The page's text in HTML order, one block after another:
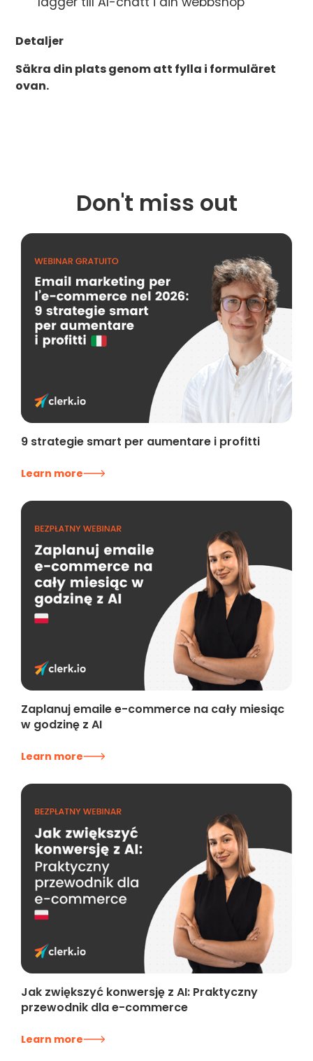
Detaljer
Säkra din plats genom att fylla i formuläret
ovan.
Don't miss out
9 strategie smart per aumentare i profitti
Learn more
Zaplanuj emaile e-commerce na cały miesiąc
w godzinę z AI
Learn more
Jak zwiększyć konwersję z AI: Praktyczny
przewodnik dla e-commerce
Learn more